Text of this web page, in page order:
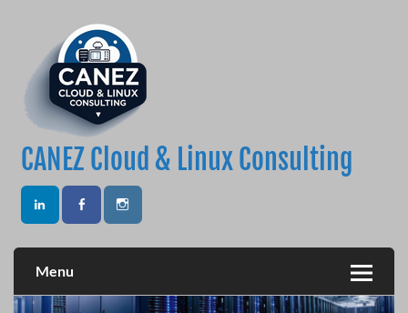
CANEZ Cloud & Linux Consulting
Menu